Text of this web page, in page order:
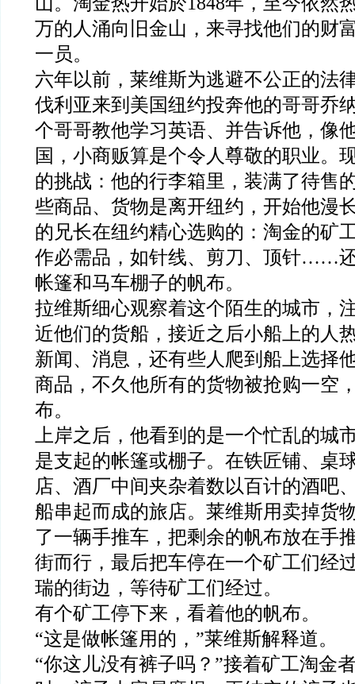
万的人涌向旧金山，来寻找他们的财
一员。
六年以前，莱维斯为逃避不公正的法
伐利亚来到美国纽约投奔他的哥哥乔
个哥哥教他学习英语、并告诉他，像
国，小商贩算是个令人尊敬的职业。
的挑战：他的行李箱里，装满了待售
些商品、货物是离开纽约，开始他漫
的兄长在纽约精心选购的：淘金的矿
作必需品，如针线、剪刀、顶针……
帐篷和马车棚子的帆布。
拉维斯细心观察着这个陌生的城市，
近他们的货船，接近之后小船上的人
新闻、消息，还有些人爬到船上选择
商品，不久他所有的货物被抢购一空
布。
上岸之后，他看到的是一个忙乱的城
是支起的帐篷或棚子。在铁匠铺、桌
店、酒厂中间夹杂着数以百计的酒吧
船串起而成的旅店。莱维斯用卖掉货
了一辆手推车，把剩余的帆布放在手
街而行，最后把车停在一个矿工们经
瑞的街边，等待矿工们经过。
有个矿工停下来，看着他的帆布。
“这是做帐篷用的，”莱维斯解释道。
“你这儿没有裤子吗？”接着矿工淘金